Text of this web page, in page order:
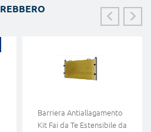
Barriera Antiallagamento
Kit Fai da Te Estensibile da